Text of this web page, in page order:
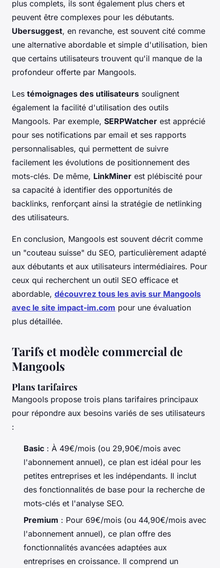
plus complets, ils sont également plus chers et
peuvent être complexes pour les débutants.
Ubersuggest, en revanche, est souvent cité comme
une alternative abordable et simple d'utilisation, bien
que certains utilisateurs trouvent qu'il manque de la
profondeur offerte par Mangools.
Les témoignages des utilisateurs soulignent
également la facilité d'utilisation des outils
Mangools. Par exemple, SERPWatcher est apprécié
pour ses notifications par email et ses rapports
personnalisables, qui permettent de suivre
facilement les évolutions de positionnement des
mots-clés. De même, LinkMiner est plébiscité pour
sa capacité à identifier des opportunités de
backlinks, renforçant ainsi la stratégie de netlinking
des utilisateurs.
En conclusion, Mangools est souvent décrit comme
un "couteau suisse" du SEO, particulièrement adapté
aux débutants et aux utilisateurs intermédiaires. Pour
ceux qui recherchent un outil SEO efficace et
abordable, découvrez tous les avis sur Mangools
avec le site impact-im.com pour une évaluation
plus détaillée.
Tarifs et modèle commercial de
Mangools
Plans tarifaires
Mangools propose trois plans tarifaires principaux
pour répondre aux besoins variés de ses utilisateurs
:
Basic : À 49€/mois (ou 29,90€/mois avec
l'abonnement annuel), ce plan est idéal pour les
petites entreprises et les indépendants. Il inclut
des fonctionnalités de base pour la recherche de
mots-clés et l'analyse SEO.
Premium : Pour 69€/mois (ou 44,90€/mois avec
l'abonnement annuel), ce plan offre des
fonctionnalités avancées adaptées aux
entreprises en croissance. Il comprend un